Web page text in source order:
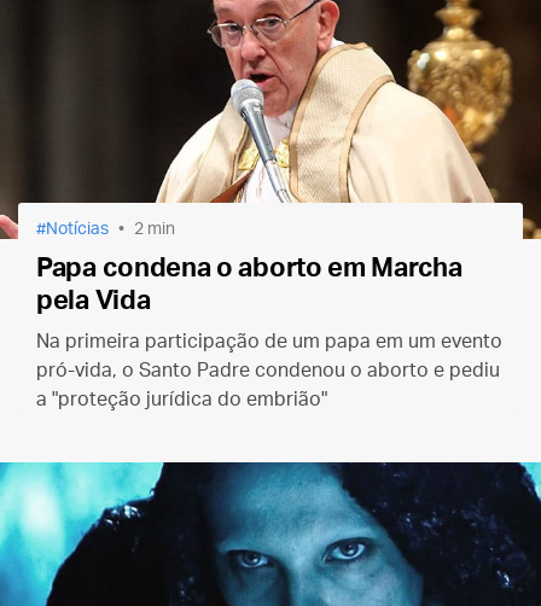
Notícias 2 min
Papa condena o aborto em Marcha
pela Vida
Na primeira participação de um papa em um evento
pró-vida, o Santo Padre condenou o aborto e pediu
a "proteção jurídica do embrião"